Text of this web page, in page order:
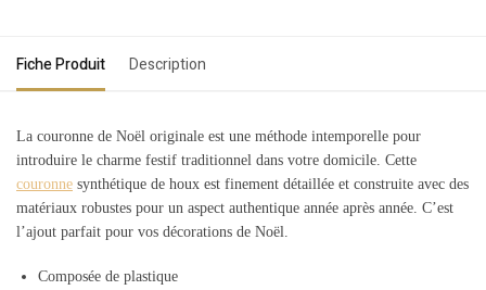
Fiche Produit Description
La couronne de Noël originale est une méthode intemporelle pour
introduire le charme festif traditionnel dans votre domicile. Cette
couronne synthétique de houx est finement détaillée et construite avec des
matériaux robustes pour un aspect authentique année après année. C’est
l’ajout parfait pour vos décorations de Noël.
Composée de plastique